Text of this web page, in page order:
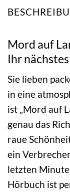
Mord auf
Ihr
Sie lieben
in eine
ist „Mord auf
genau das
raue
ein
letzten Minute
Hörbuch ist